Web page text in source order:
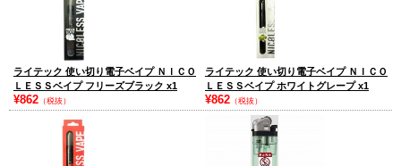
ライテック 使い切り電子ベイプ ＮＩＣＯ
ＬＥＳＳベイプ フリーズブラック x1
¥862 （税抜）
ライテック 使い切り電子ベイプ ＮＩＣＯ
ＬＥＳＳベイプ ホワイトグレープ x1
¥862 （税抜）